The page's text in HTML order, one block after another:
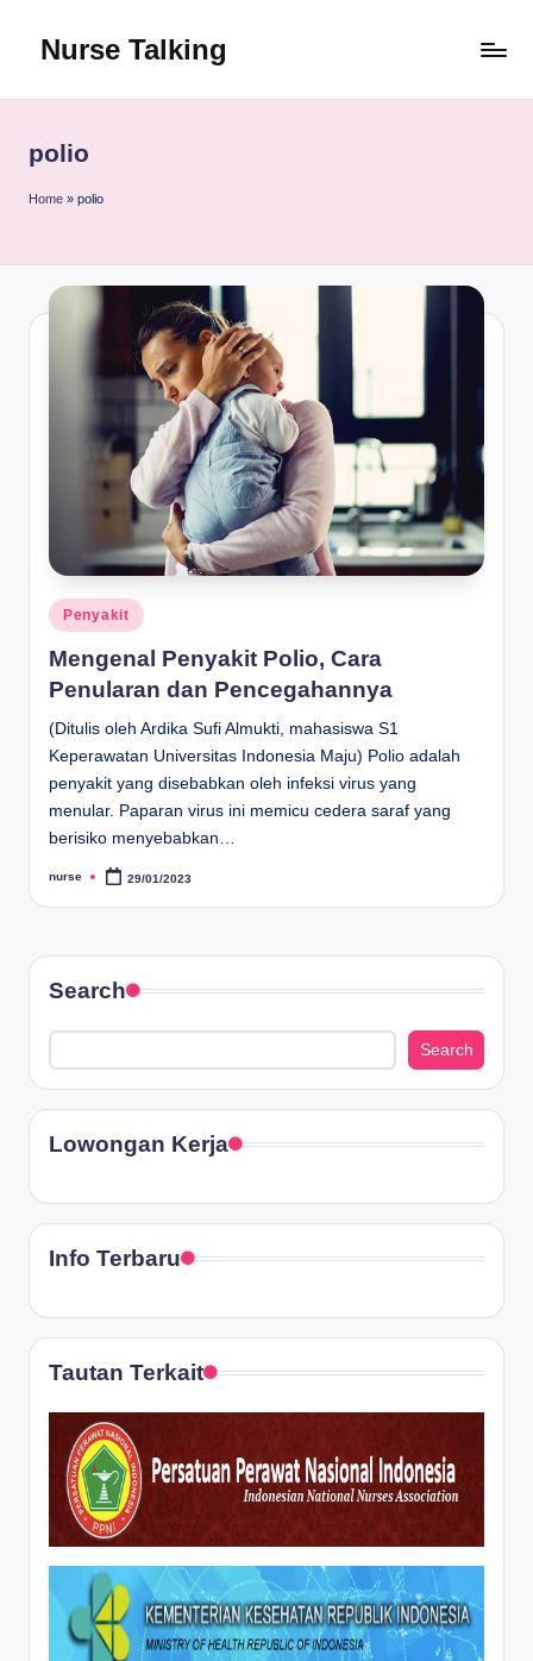
Nurse Talking
polio
Home » polio
Posted
in
Penyakit
Mengenal Penyakit Polio, Cara
Penularan dan Pencegahannya
(Ditulis oleh Ardika Sufi Almukti, mahasiswa S1
Keperawatan Universitas Indonesia Maju) Polio adalah
penyakit yang disebabkan oleh infeksi virus yang
menular. Paparan virus ini memicu cedera saraf yang
berisiko menyebabkan…
Posted
nurse 29/01/2023
Search
Search
Lowongan Kerja
Info Terbaru
Tautan Terkait